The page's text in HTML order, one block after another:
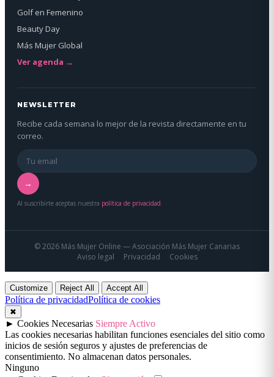
Golf en Femenino
Beauty Day
Más Mujer Global
Ver agenda →
NEWSLETTER
Recibe cada semana lo mejor de la revista directamente en tu
correo.
→
Al suscribirte aceptas nuestra política de privacidad
© 2026 Más Mujer Online — Asociación Más Mujer Canarias
Aviso legal
Privacidad Cookies
Customize Reject All Accept All
Política de privacidadPolítica de cookies
✖
► Cookies Necesarias Siempre Activo
Las cookies necesarias habilitan funciones esenciales del sitio como
inicios de sesión seguros y ajustes de preferencias de
consentimiento. No almacenan datos personales.
Ninguno